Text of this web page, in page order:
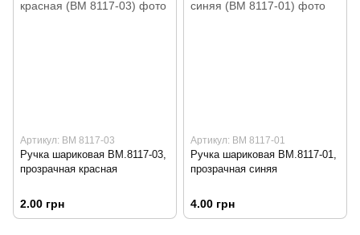
Артикул: ВМ 8117-03
Ручка шариковая ВМ.8117-03,
прозрачная красная
2.00 грн
Артикул: ВМ 8117-01
Ручка шариковая ВМ.8117-01,
прозрачная синяя
4.00 грн